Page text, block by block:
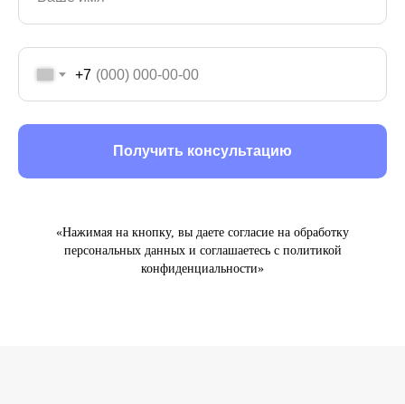
+7
Получить консультацию
«Нажимая на кнопку, вы даете согласие на обработку
персональных данных и соглашаетесь c политикой
конфиденциальности»